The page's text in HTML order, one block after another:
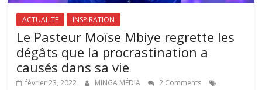
ACTUALITE INSPIRATION
Le Pasteur Moïse Mbiye regrette les
dégâts que la procrastination a
causés dans sa vie
février 23, 2022 MINGA MÉDIA
2 Comments